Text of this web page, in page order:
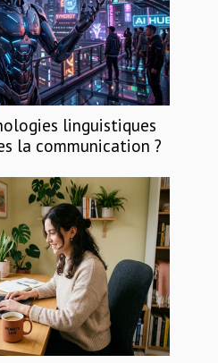
linguistiques
la communication ?